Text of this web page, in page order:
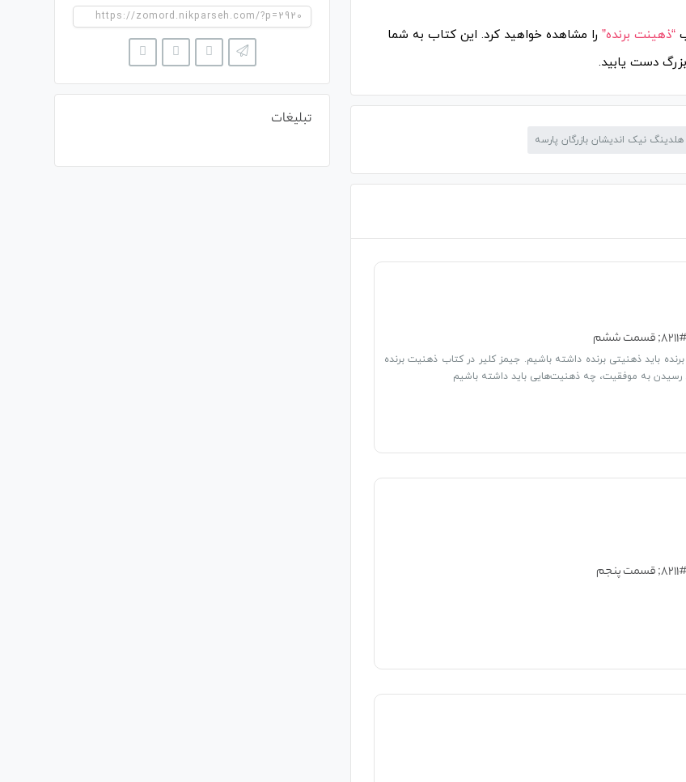
“ذهینت برنده”را مشاهده خواهید کرد. این کتاب به شما
دست یابید.
هلدینگ نیک اندیشان بازرگان پارسه
باید ذهنیتی برنده داشته باشیم. جیمز کلیر در کتاب ذهنیت برنده
به موفقیت، چه ذهنیت‌هایی باید داشته باشیم
تبلیغات